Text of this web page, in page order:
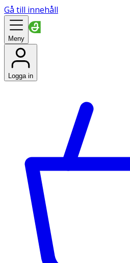
Gå till innehåll
Meny
Logga in